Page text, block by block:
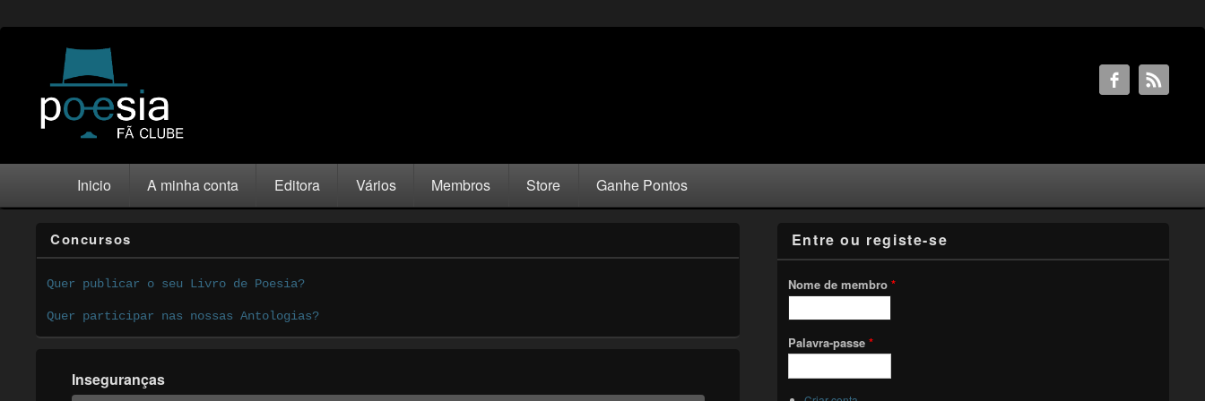
Inicio A minha conta Editora Vários Membros Store Ganhe Pontos
Concursos
Quer publicar o seu Livro de Poesia?
Quer participar nas nossas Antologias?
Inseguranças
Entre ou registe-se
Nome de membro *
Palavra-passe *